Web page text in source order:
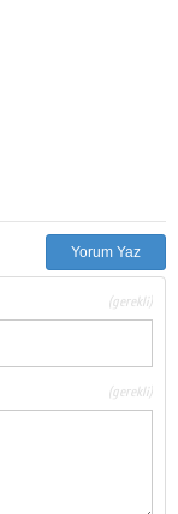
Yorum Yaz
(gerekli)
(gerekli)